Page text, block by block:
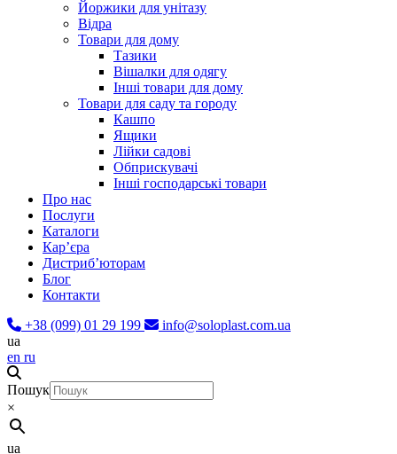
Йоржики для унітазу
Відра
Товари для дому
Тазики
Вішалки для одягу
Інші товари для дому
Товари для саду та городу
Кашпо
Ящики
Лійки садові
Обприскувачі
Інші господарські товари
Про нас
Послуги
Каталоги
Карʼєра
Дистриб’юторам
Блог
Контакти
+38 (099) 01 29 199
info@soloplast.com.ua
ua
en ru
Пошук
×
ua